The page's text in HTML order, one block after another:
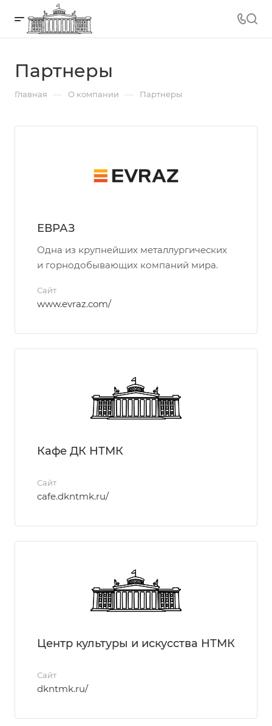
Партнеры
Главная — О компании — Партнеры
ЕВРАЗ
Одна из крупнейших металлургических
и горнодобывающих компаний мира.
Сайт
www.evraz.com/
Кафе ДК НТМК
Сайт
cafe.dkntmk.ru/
Центр культуры и искусства НТМК
Сайт
dkntmk.ru/